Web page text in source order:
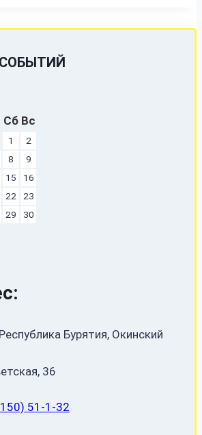
Сб Вс
1
2
8
9
15
16
22
23
29
30
Бурятия, Окинский
36
51-1-32